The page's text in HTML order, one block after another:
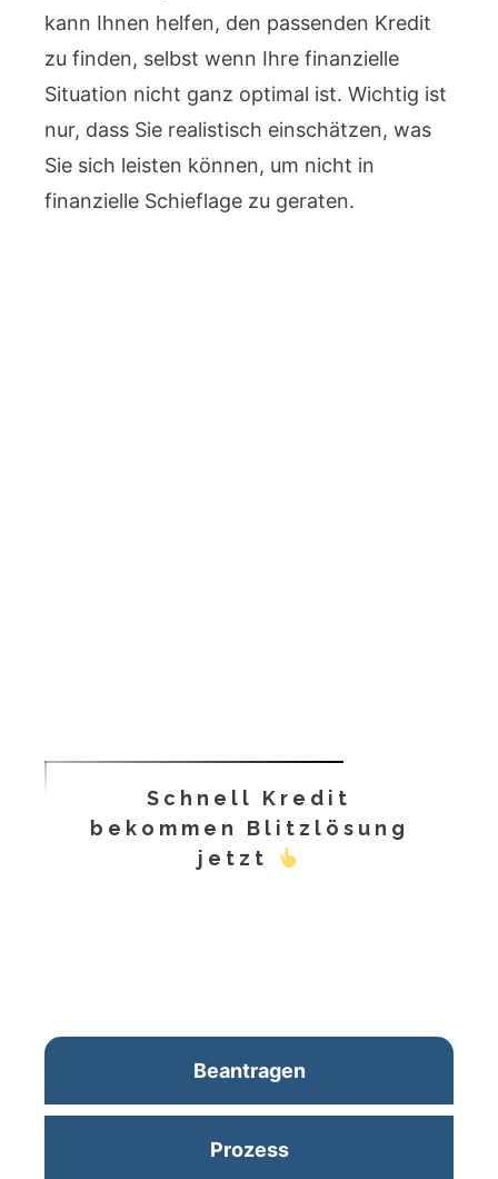
kann Ihnen helfen, den passenden Kredit
zu finden, selbst wenn Ihre finanzielle
Situation nicht ganz optimal ist. Wichtig ist
nur, dass Sie realistisch einschätzen, was
Sie sich leisten können, um nicht in
finanzielle Schieflage zu geraten.
Schnell Kredit
bekommen Blitzlösung
jetzt
Beantragen
Prozess